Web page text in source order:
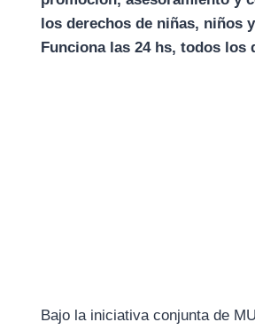
los derechos de niñas, niños
Funciona las 24 hs, todos los
Bajo la iniciativa conjunta de